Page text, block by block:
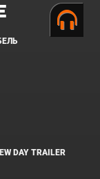
DAY TRAILER